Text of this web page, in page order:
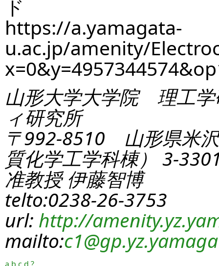
https://a.yamagata-
u.ac.jp/amenity/
山形大学大学院 理工学
ィ研究所
〒992-8510 山形県米
質化学工学科棟） 3-
准教授 伊藤智博
telto:0238-26-3753
url: http://
mailto:c1